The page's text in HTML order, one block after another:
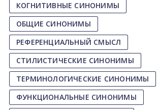
КОГНИТИВНЫЕ СИНОНИМЫ
ОБЩИЕ СИНОНИМЫ
РЕФЕРЕНЦИАЛЬНЫЙ СМЫСЛ
СТИЛИСТИЧЕСКИЕ СИНОНИМЫ
ТЕРМИНОЛОГИЧЕСКИЕ СИНОНИМЫ
ФУНКЦИОНАЛЬНЫЕ СИНОНИМЫ